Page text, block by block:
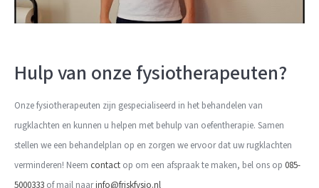
Hulp van onze fysiotherapeuten?
Onze fysiotherapeuten zijn gespecialiseerd in het behandelen van
rugklachten en kunnen u helpen met behulp van oefentherapie. Samen
stellen we een behandelplan op en zorgen we ervoor dat uw rugklachten
verminderen! Neem contact op om een afspraak te maken, bel ons op 085-